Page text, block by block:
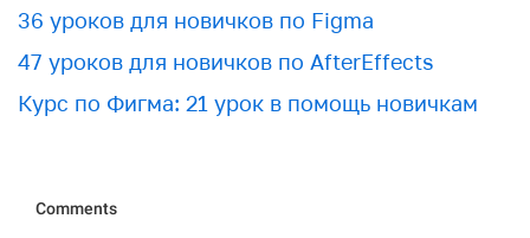
36 уроков для новичков по Figma
47 уроков для новичков по AfterEffects
Курс по Фигма: 21 урок в помощь новичкам